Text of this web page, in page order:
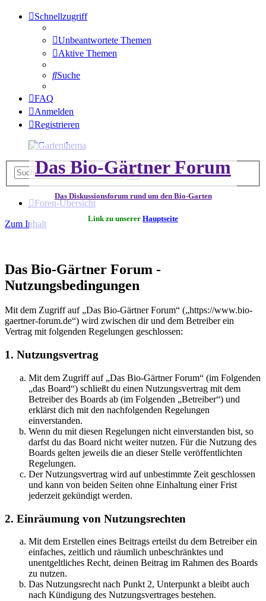
Schnellzugriff
Unbeantwortete Themen
Aktive Themen
Suche
FAQ
Anmelden
Registrieren
Das Bio-Gärtner Forum
Das Diskussionsforum rund um den Bio-Garten
Link zu unserer Hauptseite
SucheErweiterte
Foren-Übersicht
Zum Inhalt
Das Bio-Gärtner Forum -
Nutzungsbedingungen
Mit dem Zugriff auf „Das Bio-Gärtner Forum“ („https://www.bio-
gaertner-forum.de“) wird zwischen dir und dem Betreiber ein
Vertrag mit folgenden Regelungen geschlossen:
1. Nutzungsvertrag
Mit dem Zugriff auf „Das Bio-Gärtner Forum“ (im Folgenden
„das Board“) schließt du einen Nutzungsvertrag mit dem
Betreiber des Boards ab (im Folgenden „Betreiber“) und
erklärst dich mit den nachfolgenden Regelungen
einverstanden.
Wenn du mit diesen Regelungen nicht einverstanden bist, so
darfst du das Board nicht weiter nutzen. Für die Nutzung des
Boards gelten jeweils die an dieser Stelle veröffentlichten
Regelungen.
Der Nutzungsvertrag wird auf unbestimmte Zeit geschlossen
und kann von beiden Seiten ohne Einhaltung einer Frist
jederzeit gekündigt werden.
2. Einräumung von Nutzungsrechten
Mit dem Erstellen eines Beitrags erteilst du dem Betreiber ein
einfaches, zeitlich und räumlich unbeschränktes und
unentgeltliches Recht, deinen Beitrag im Rahmen des Boards
zu nutzen.
Das Nutzungsrecht nach Punkt 2, Unterpunkt a bleibt auch
nach Kündigung des Nutzungsvertrages bestehen.